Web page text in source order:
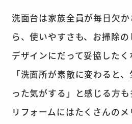
洗面台は家族全員が毎日欠
ら、使いやすさも、お掃除の
デザインにだって妥協したく
「洗面所が素敵に変わると
った気がする」と感じる方も
リフォームにはたくさんのメ